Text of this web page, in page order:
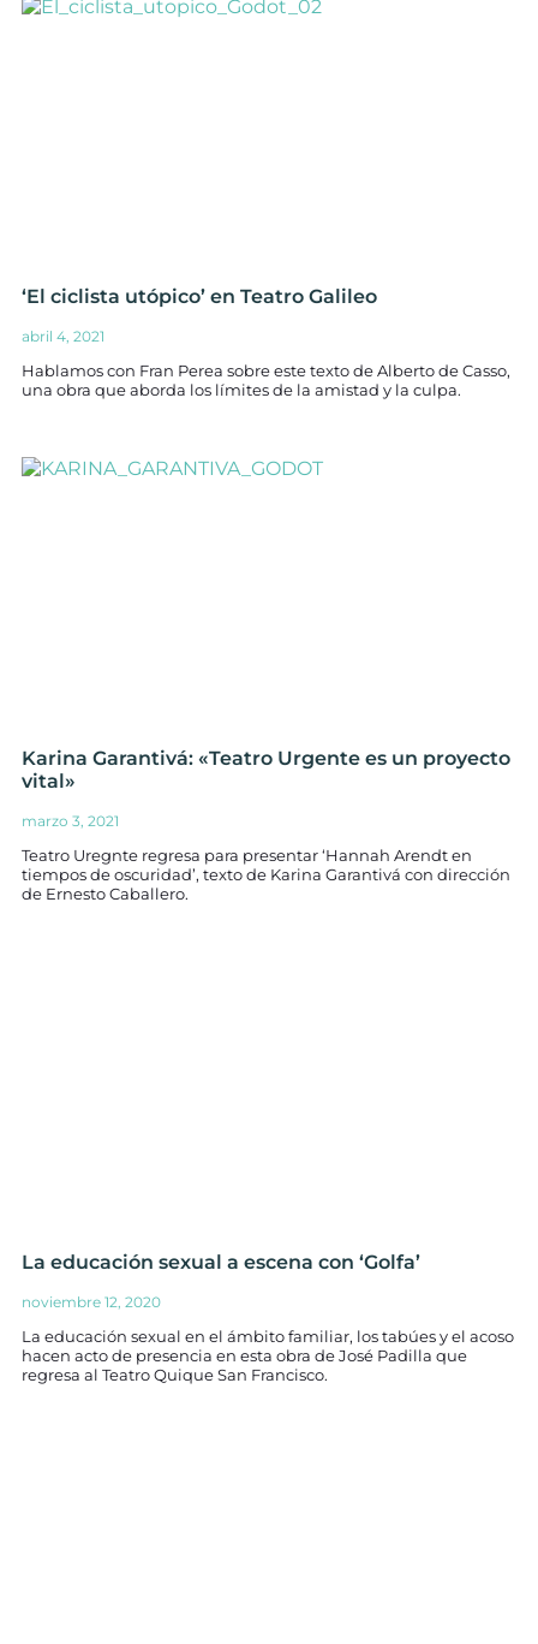
‘El ciclista utópico’ en Teatro Galileo
abril 4, 2021
Hablamos con Fran Perea sobre este texto de Alberto de Casso,
una obra que aborda los límites de la amistad y la culpa.
Karina Garantivá: «Teatro Urgente es un proyecto
vital»
marzo 3, 2021
Teatro Uregnte regresa para presentar ‘Hannah Arendt en
tiempos de oscuridad’, texto de Karina Garantivá con dirección
de Ernesto Caballero.
La educación sexual a escena con ‘Golfa’
noviembre 12, 2020
La educación sexual en el ámbito familiar, los tabúes y el acoso
hacen acto de presencia en esta obra de José Padilla que
regresa al Teatro Quique San Francisco.